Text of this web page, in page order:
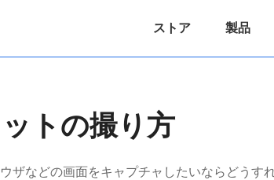
ストア 製品
トの撮り方
ザなどの画面をキャプチャしたいならどうす